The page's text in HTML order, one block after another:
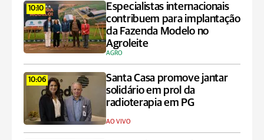
10:10
Especialistas internacionais
contribuem para implantação
da Fazenda Modelo no
Agroleite
AGRO
10:06
Santa Casa promove jantar
solidário em prol da
radioterapia em PG
AO VIVO